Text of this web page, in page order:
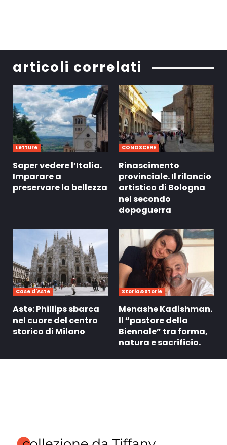
articoli correlati
Letture
Saper vedere l’Italia.
Imparare a
preservare la bellezza
CONOSCERE
Rinascimento
provinciale. Il rilancio
artistico di Bologna
nel secondo
dopoguerra
Case d'Aste
Aste: Phillips sbarca
nel cuore del centro
storico di Milano
Storia&Storie
Menashe Kadishman.
Il “pastore della
Biennale” tra forma,
natura e sacrificio.